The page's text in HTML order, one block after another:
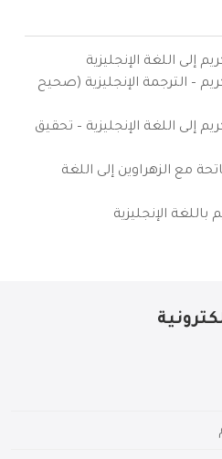
إلى اللغة الإنجليزية
– الترجمة الإنجليزية (صحيح
إلى اللغة الإنجليزية – تحقيق
مع الزهراوين إلى اللغة
باللغة الإنجليزية